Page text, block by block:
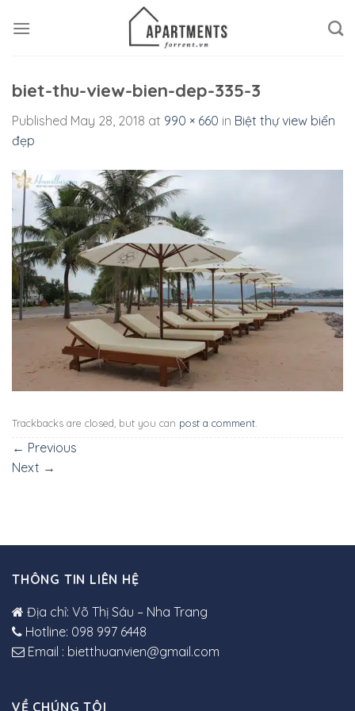
biet-thu-view-bien-dep-335-3
Published May 28, 2018 at 990 × 660 in Biệt thự view biển
đẹp
Trackbacks are closed, but you can post a comment.
← Previous
Next →
THÔNG TIN LIÊN HỆ
Địa chỉ: Võ Thị Sáu – Nha Trang
Hotline: 098 997 6448
Email : bietthuanvien@gmail.com
VỀ CHÚNG TÔI